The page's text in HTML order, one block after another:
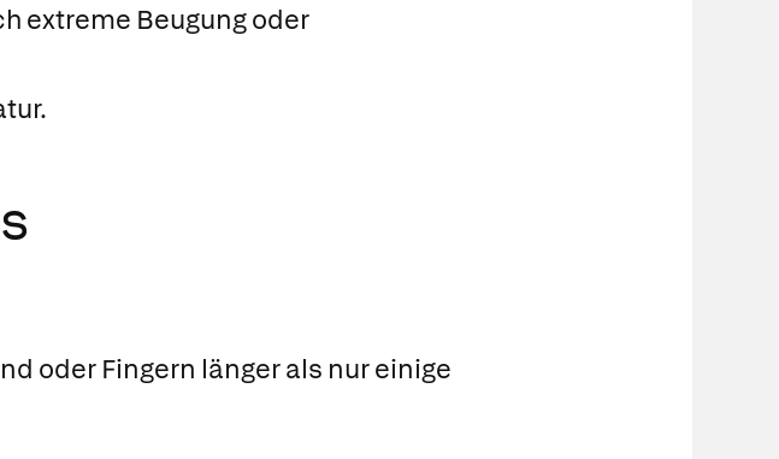
extreme Beugung oder
oder Fingern länger als nur einige